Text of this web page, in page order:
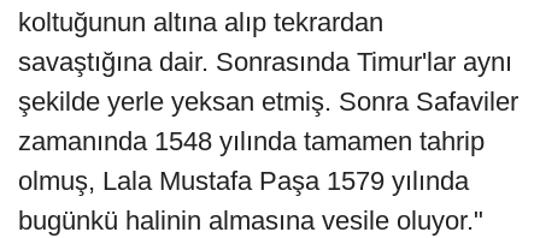
koltuğunun altına alıp tekrardan
savaştığına dair. Sonrasında Timur'lar aynı
şekilde yerle yeksan etmiş. Sonra Safaviler
zamanında 1548 yılında tamamen tahrip
olmuş, Lala Mustafa Paşa 1579 yılında
bugünkü halinin almasına vesile oluyor."